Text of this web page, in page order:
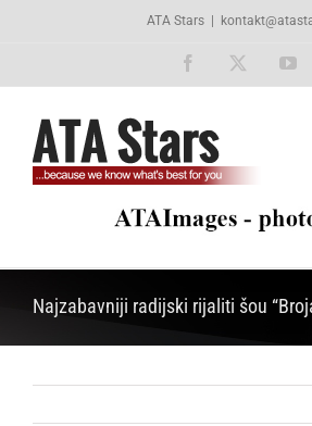
ATA Stars
Facebook
Najzabavniji radijski rijaliti šou